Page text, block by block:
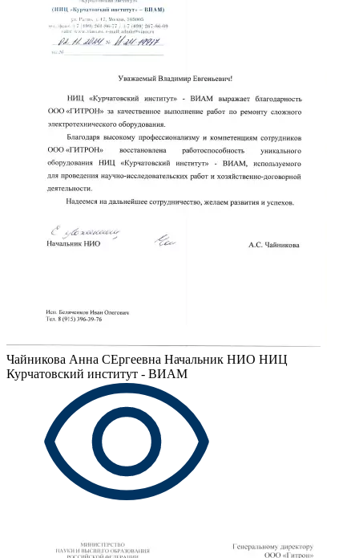
Чайникова Анна СЕргеевна Начальник НИО НИЦ
Курчатовский институт - ВИАМ